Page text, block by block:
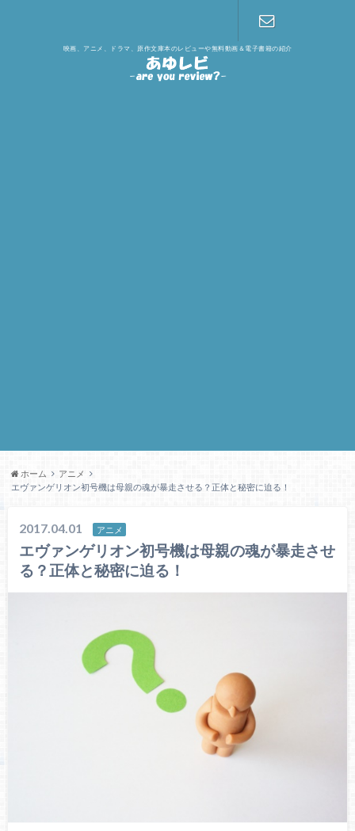
映画、アニメ、ドラマ、原作文庫本のレビューや無料動画＆電子書籍の紹介
ホーム
アニメ
エヴァンゲリオン初号機は母親の魂が暴走させる？正体と秘密に迫る！
2017.04.01 アニメ
エヴァンゲリオン初号機は母親の魂が暴走させ
る？正体と秘密に迫る！